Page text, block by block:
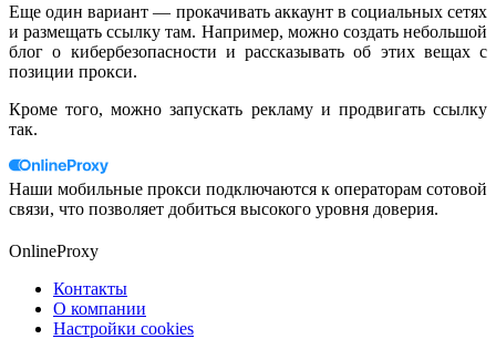
Еще один вариант — прокачивать аккаунт в социальных сетях
и размещать ссылку там. Например, можно создать небольшой
блог о кибербезопасности и рассказывать об этих вещах с
позиции прокси.
Кроме того, можно запускать рекламу и продвигать ссылку
так.
Наши мобильные прокси подключаются к операторам сотовой
связи, что позволяет добиться высокого уровня доверия.
OnlineProxy
Контакты
О компании
Настройки cookies